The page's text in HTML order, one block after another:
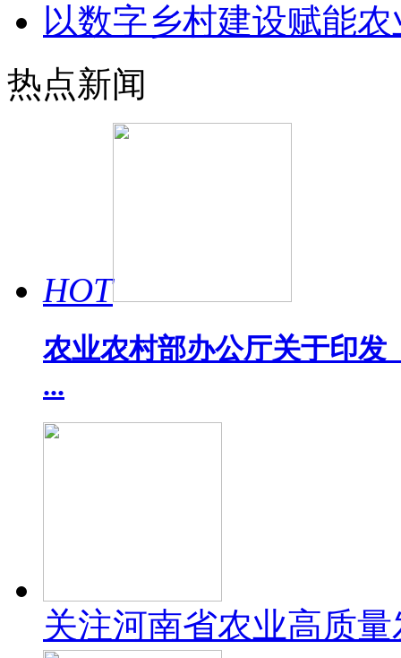
以数字乡村建设赋能
热点新闻
HOT
农业农村部办公厅关于印发
...
关注河南省农业高质